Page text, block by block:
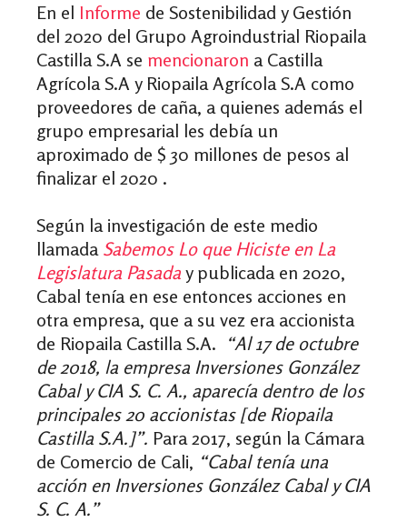
En el Informe de Sostenibilidad y Gestión
del 2020 del Grupo Agroindustrial Riopaila
Castilla S.A se mencionaron a Castilla
Agrícola S.A y Riopaila Agrícola S.A como
proveedores de caña, a quienes además el
grupo empresarial les debía un
aproximado de $ 30 millones de pesos al
finalizar el 2020 .
Según la investigación de este medio
llamada Sabemos Lo que Hiciste en La
Legislatura Pasada y publicada en 2020,
Cabal tenía en ese entonces acciones en
otra empresa, que a su vez era accionista
de Riopaila Castilla S.A. “Al 17 de octubre
de 2018, la empresa Inversiones González
Cabal y CIA S. C. A., aparecía dentro de los
principales 20 accionistas [de Riopaila
Castilla S.A.]”. Para 2017, según la Cámara
de Comercio de Cali, “Cabal tenía una
acción en Inversiones González Cabal y CIA
S. C. A.”